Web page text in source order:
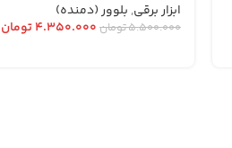
ابزار برقی, بلوور (دمنده)
۵.۵۰۰.۰۰۰تومان ۴.۳۵۰.۰۰۰تومان